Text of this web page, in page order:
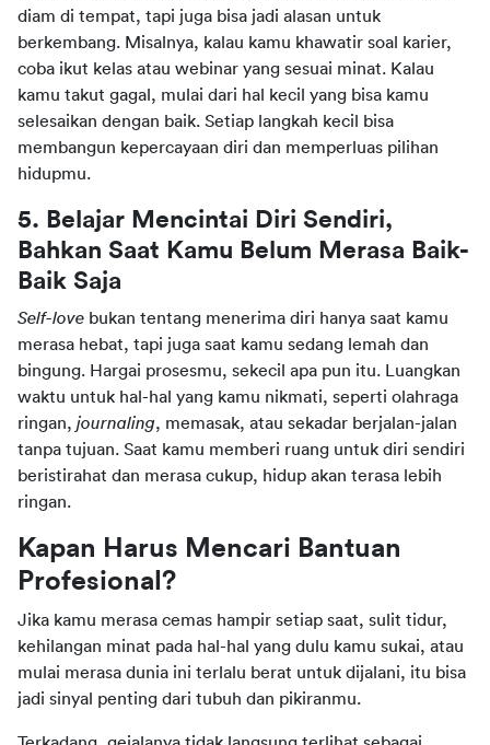
diam di tempat, tapi juga bisa jadi alasan untuk
berkembang. Misalnya, kalau kamu khawatir soal karier,
coba ikut kelas atau webinar yang sesuai minat. Kalau
kamu takut gagal, mulai dari hal kecil yang bisa kamu
selesaikan dengan baik. Setiap langkah kecil bisa
membangun kepercayaan diri dan memperluas pilihan
hidupmu.
5. Belajar Mencintai Diri Sendiri,
Bahkan Saat Kamu Belum Merasa Baik-
Baik Saja
Self-love bukan tentang menerima diri hanya saat kamu
merasa hebat, tapi juga saat kamu sedang lemah dan
bingung. Hargai prosesmu, sekecil apa pun itu. Luangkan
waktu untuk hal-hal yang kamu nikmati, seperti olahraga
ringan, journaling, memasak, atau sekadar berjalan-jalan
tanpa tujuan. Saat kamu memberi ruang untuk diri sendiri
beristirahat dan merasa cukup, hidup akan terasa lebih
ringan.
Kapan Harus Mencari Bantuan
Profesional?
Jika kamu merasa cemas hampir setiap saat, sulit tidur,
kehilangan minat pada hal-hal yang dulu kamu sukai, atau
mulai merasa dunia ini terlalu berat untuk dijalani, itu bisa
jadi sinyal penting dari tubuh dan pikiranmu.